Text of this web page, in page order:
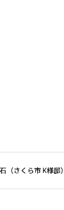
さくら市 K様邸）